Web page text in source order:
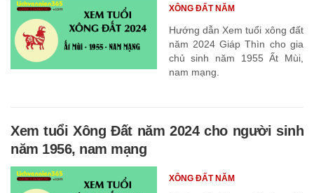
Hướng dẫn Xem tuổi xông đất
năm 2024 Giáp Thìn cho gia
chủ sinh năm 1955 Ất Mùi,
nam mạng.
XÔNG ĐẤT NĂM
Xem tuổi Xông Đất năm 2024 cho người sinh
năm 1956, nam mạng
XÔNG ĐẤT NĂM